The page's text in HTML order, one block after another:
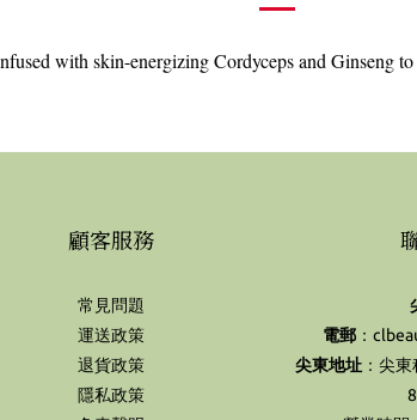
with skin-energizing Cordyceps and Ginseng
顧客服務
常見問題
運送政策
退貨政策
隱私政策
電郵：
尖東地址 ：尖